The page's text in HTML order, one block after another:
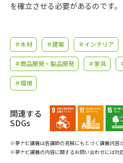
大学で学びたい学問発見
学問のミニ講義「夢ナビ講義」
学問の教科書
ユーザー
を確立させる必要があるのです。
＃木材 ＃建築 ＃インテリア
＃商品開発・製品開発 ＃家具
＃環境
関連する
SDGs
※夢ナビ講義は各講師の見解にもとづく講義内容
※夢ナビ講義の内容に関するお問い合わせには対